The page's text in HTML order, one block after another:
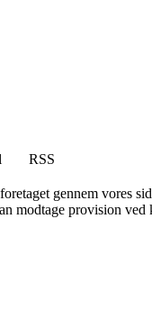
RSS
gennem vores
modtage provision